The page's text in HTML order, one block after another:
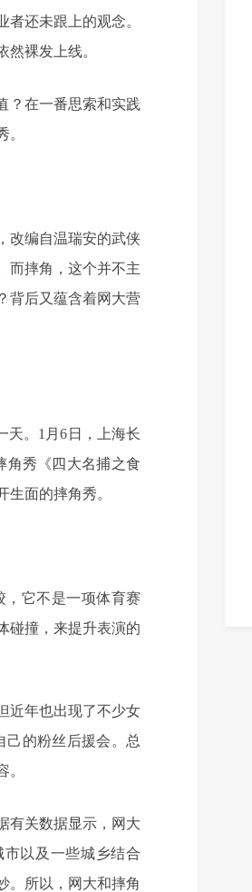
还未跟上的观念。
裸发上线。
？在一番思索和实践
改编自温瑞安的武侠
而摔角，这个并不主
背后又蕴含着网大营
天。1月6日，上海长
角秀《四大名捕之食
面的摔角秀。
，它不是一项体育赛
碰撞，来提升表演的
近年也出现了不少女
己的粉丝后援会。总
。
有关数据显示，网大
以及一些城乡结合
。所以，网大和摔角